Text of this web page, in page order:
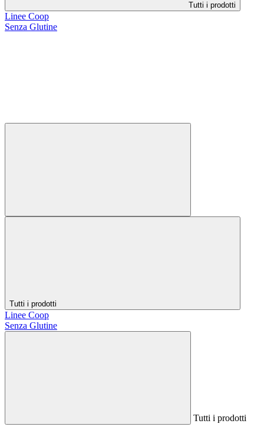
Tutti i prodotti
Linee Coop
Senza Glutine
Tutti i prodotti
Linee Coop
Senza Glutine
Tutti i prodotti